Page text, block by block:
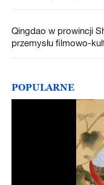
Qingdao w prowincji
przemysłu filmowo-
POPULARNE